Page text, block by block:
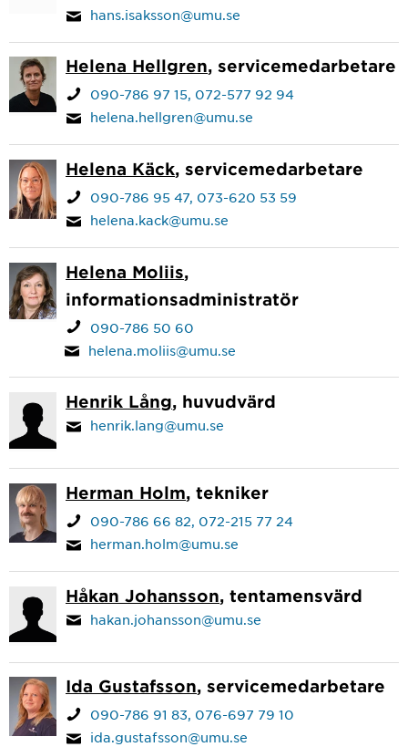
hans.isaksson@umu.se
Helena Hellgren, servicemedarbetare
090-786 97 15 072-577 92 94
helena.hellgren@umu.se
Helena Käck, servicemedarbetare
090-786 95 47 073-620 53 59
helena.kack@umu.se
Helena Moliis,
informationsadministratör
090-786 50 60
helena.moliis@umu.se
Henrik Lång, huvudvärd
henrik.lang@umu.se
Herman Holm, tekniker
090-786 66 82 072-215 77 24
herman.holm@umu.se
Håkan Johansson, tentamensvärd
hakan.johansson@umu.se
Ida Gustafsson, servicemedarbetare
090-786 91 83 076-697 79 10
ida.gustafsson@umu.se